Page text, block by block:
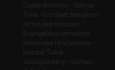
České Brezovo - Slatina
Turie - Erődített templom
Rimavské Brezovo -
Evangélikus templom
Nitrianske Hrnčiarovce -
Hrádok Ťúkol
Vulkapordány - Várhely